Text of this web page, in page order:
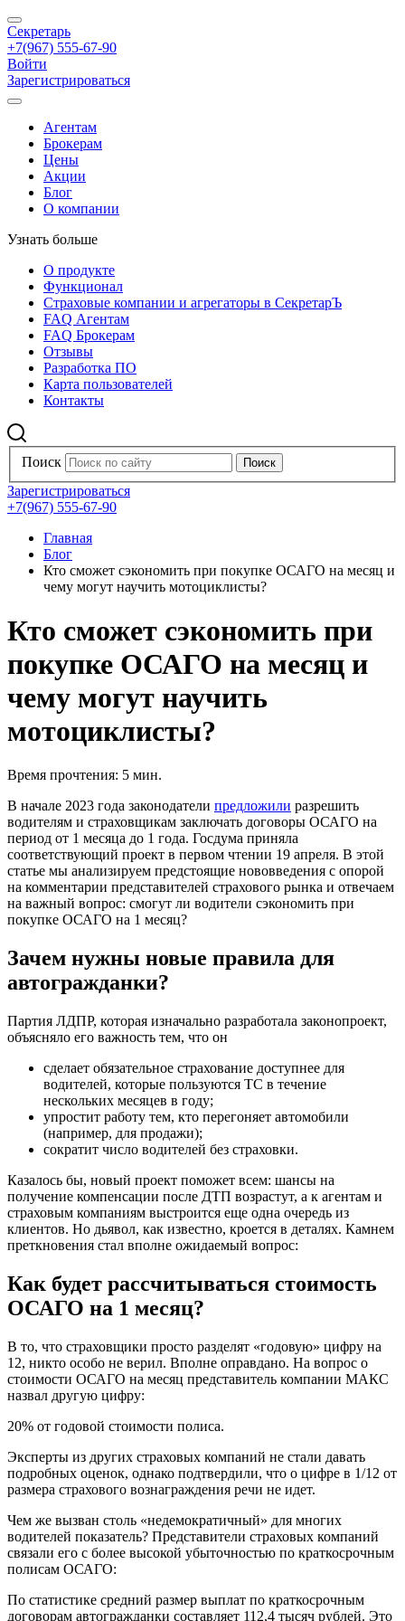
Секретарь
+7(967) 555-67-90
Войти
Зарегистрироваться
Агентам
Брокерам
Цены
Акции
Блог
О компании
Узнать больше
О продукте
Функционал
Страховые компании и агрегаторы в СекретарЪ
FAQ Агентам
FAQ Брокерам
Отзывы
Разработка ПО
Карта пользователей
Контакты
Поиск
Зарегистрироваться
+7(967) 555-67-90
Главная
Блог
Кто сможет сэкономить при покупке ОСАГО на месяц и
чему могут научить мотоциклисты?
Кто сможет сэкономить при
покупке ОСАГО на месяц и
чему могут научить
мотоциклисты?
Время прочтения: 5 мин.
В начале 2023 года законодатели предложили разрешить
водителям и страховщикам заключать договоры ОСАГО на
период от 1 месяца до 1 года. Госдума приняла
соответствующий проект в первом чтении 19 апреля. В этой
статье мы анализируем предстоящие нововведения с опорой
на комментарии представителей страхового рынка и отвечаем
на важный вопрос: смогут ли водители сэкономить при
покупке ОСАГО на 1 месяц?
Зачем нужны новые правила для
автогражданки?
Партия ЛДПР, которая изначально разработала законопроект,
объясняло его важность тем, что он
сделает обязательное страхование доступнее для
водителей, которые пользуются ТС в течение
нескольких месяцев в году;
упростит работу тем, кто перегоняет автомобили
(например, для продажи);
сократит число водителей без страховки.
Казалось бы, новый проект поможет всем: шансы на
получение компенсации после ДТП возрастут, а к агентам и
страховым компаниям выстроится еще одна очередь из
клиентов. Но дьявол, как известно, кроется в деталях. Камнем
преткновения стал вполне ожидаемый вопрос:
Как будет рассчитываться стоимость
ОСАГО на 1 месяц?
В то, что страховщики просто разделят «годовую» цифру на
12, никто особо не верил. Вполне оправдано. На вопрос о
стоимости ОСАГО на месяц представитель компании МАКС
назвал другую цифру:
20% от годовой стоимости полиса.
Эксперты из других страховых компаний не стали давать
подробных оценок, однако подтвердили, что о цифре в 1/12 от
размера страхового вознаграждения речи не идет.
Чем же вызван столь «недемократичный» для многих
водителей показатель? Представители страховых компаний
связали его с более высокой убыточностью по краткосрочным
полисам ОСАГО:
По статистике средний размер выплат по краткосрочным
договорам автогражданки составляет 112,4 тысяч рублей. Это